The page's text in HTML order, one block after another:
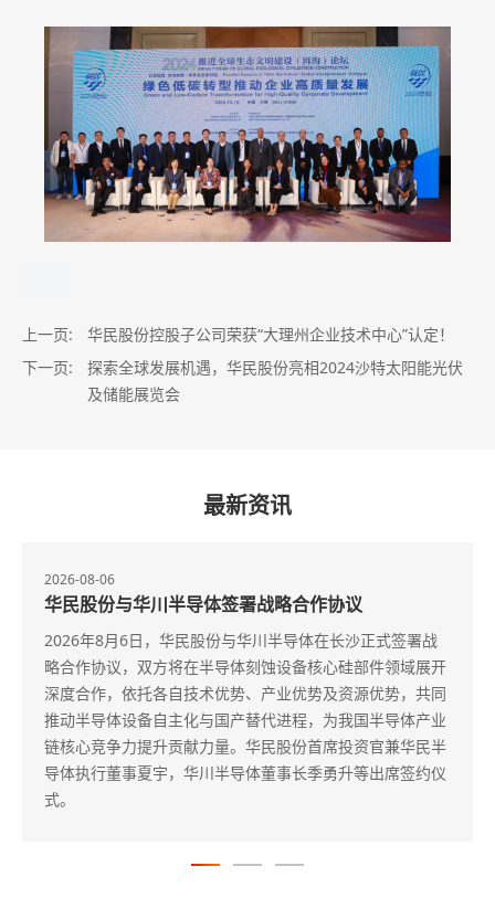
上一页:
华民股份控股子公司荣获“大理州企业技术中心”认定！
下一页:
探索全球发展机遇，华民股份亮相2024沙特太阳能光伏
及储能展览会
最新资讯
正式签署战
件领域展开
优势，共同
半导体产业
官兼华民半
出席签约仪
华民股份获评2026“北极星杯”零碳园区建
范企业
近日，2026第八届综合能源服务与零碳园区建
盐城隆重召开。凭借旗下鸿宇智慧能源在源网
目落地、零碳园区共建领域的扎实成果，华民
2026“北极星杯”零碳园区建设实践示范企业荣